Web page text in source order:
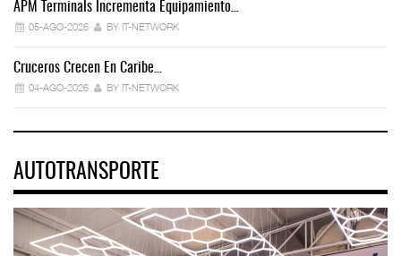
APM Terminals Incrementa Equipamiento…
05-AGO-2026 BY IT-NETWORK
Cruceros Crecen En Caribe…
04-AGO-2026 BY IT-NETWORK
AUTOTRANSPORTE